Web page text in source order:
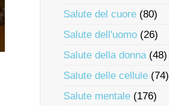
Salute del cuore (80)
Salute dell'uomo (26)
Salute della donna(48)
Salute delle cellule (74)
Salute mentale (176)